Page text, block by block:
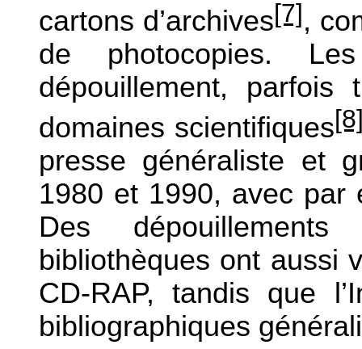
cartons d’archives[7],
de photocopies.
dépouillement, parfois
domaines scientifiques
presse généraliste et
1980 et 1990, avec par
Des
bibliothèques ont aussi
CD-RAP, tandis que
bibliographiques